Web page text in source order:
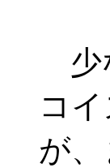
少
コ
が